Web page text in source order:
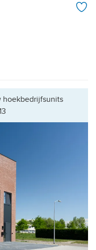
hoekbedrijfsunits